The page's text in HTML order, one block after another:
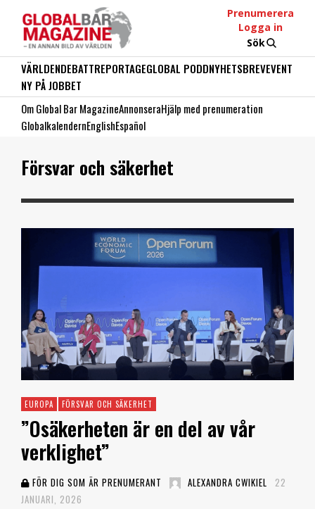
Prenumerera
Logga in
Sök
VÄRLDENDEBATTREPORTAGEGLOBAL PODDNYHETSBREVEVENT
NY PÅ JOBBET
Om Global Bar MagazineAnnonseraHjälp med prenumeration
GlobalkalendernEnglishEspañol
Försvar och säkerhet
EUROPA FÖRSVAR OCH SÄKERHET
”Osäkerheten är en del av vår
verklighet”
FÖR DIG SOM ÄR PRENUMERANT ALEXANDRA CWIKIEL
22
JANUARI, 2026